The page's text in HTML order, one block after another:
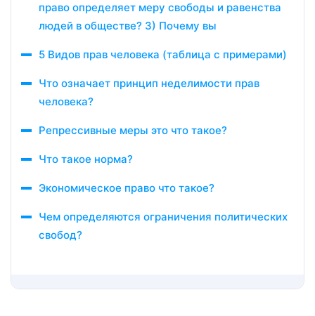
право определяет меру свободы и равенства
людей в обществе? 3) Почему вы
5 Видов прав человека (таблица с примерами)
Что означает принцип неделимости прав
человека?
Репрессивные меры это что такое?
Что такое норма?
Экономическое право что такое?
Чем определяются ограничения политических
свобод?